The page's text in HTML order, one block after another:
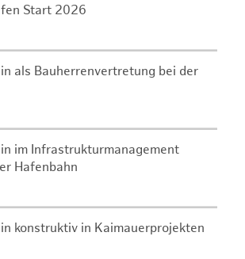
Start 2026
als Bauherrenvertretung bei der
im Infrastrukturmanagement
Hafenbahn
konstruktiv in Kaimauerprojekten